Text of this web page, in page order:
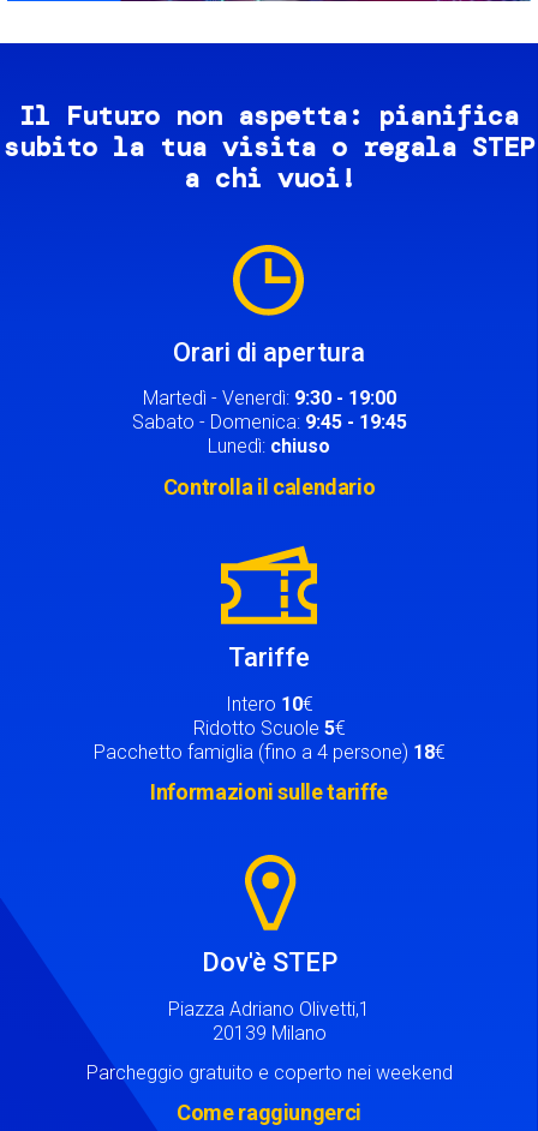
Il Futuro non aspetta: pianifica
subito la tua visita o regala STEP
a chi vuoi!
Orari di apertura
Martedì - Venerdì: 9:30 - 19:00
Sabato - Domenica: 9:45 - 19:45
Lunedì: chiuso
Controlla il calendario
Tariffe
Intero 10€
Ridotto Scuole 5€
Pacchetto famiglia (fino a 4 persone) 18€
Informazioni sulle tariffe
Dov'è STEP
Piazza Adriano Olivetti,1
20139 Milano
Parcheggio gratuito e coperto nei weekend
Come raggiungerci